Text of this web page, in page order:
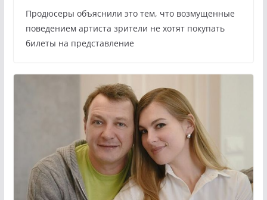
Продюсеры объяснили это тем, что возмущенные
поведением артиста зрители не хотят покупать
билеты на представление